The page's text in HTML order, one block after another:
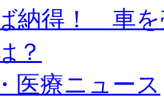
納得！ 車を
？
医療ニュース